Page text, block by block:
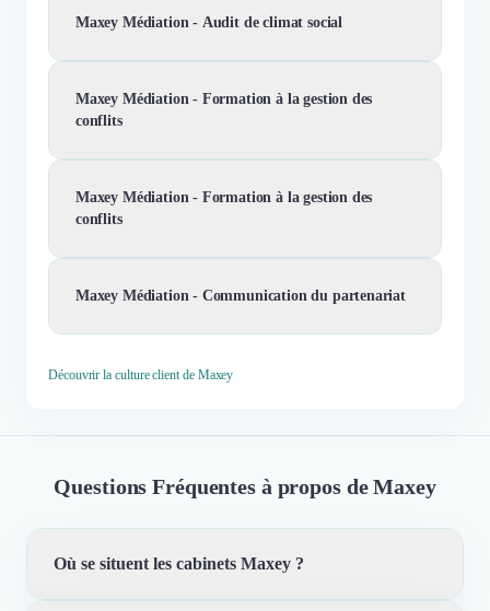
Maxey Médiation - Audit de climat social
Maxey Médiation - Formation à la gestion des
conflits
Maxey Médiation - Formation à la gestion des
conflits
Maxey Médiation - Communication du partenariat
Découvrir la culture client de Maxey
Questions Fréquentes à propos de Maxey
Où se situent les cabinets Maxey ?